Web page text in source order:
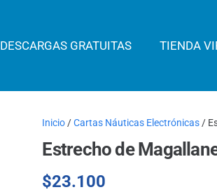
DESCARGAS GRATUITAS TIENDA
Inicio /Cartas Náuticas Electrónicas /
Estrecho de
$23.100